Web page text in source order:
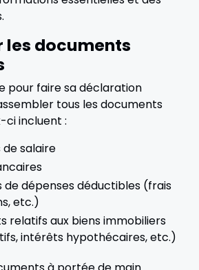
les documents
pour faire sa déclaration
tous les documents
ci incluent :
salaire
de dépenses déductibles (frais
etc.)
relatifs aux biens immobiliers
intérêts hypothécaires, etc.)